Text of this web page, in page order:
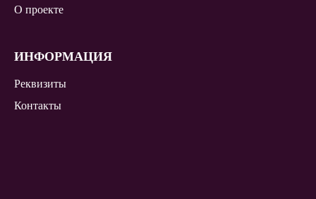
О проекте
ИНФОРМАЦИЯ
Реквизиты
Контакты